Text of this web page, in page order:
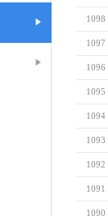
1098
1097
1096
1095
1094
1093
1092
1091
1090